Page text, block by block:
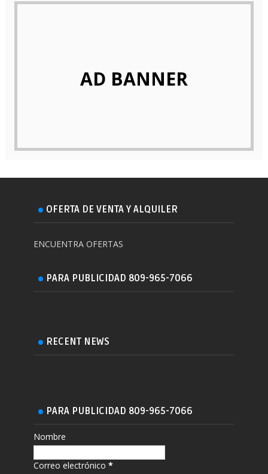
AD BANNER
OFERTA DE VENTA Y ALQUILER
ENCUENTRA OFERTAS
PARA PUBLICIDAD 809-965-7066
RECENT NEWS
PARA PUBLICIDAD 809-965-7066
Nombre
Correo electrónico*